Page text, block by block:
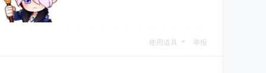
使用道具 举报